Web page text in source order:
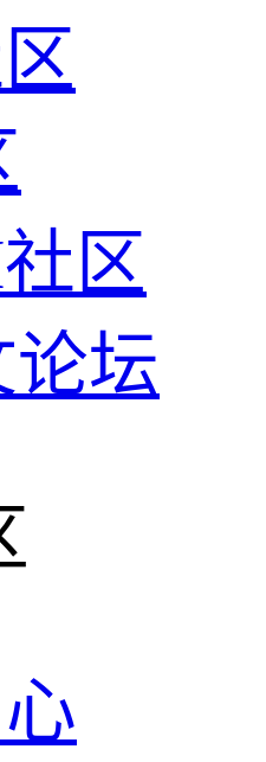
区
论坛